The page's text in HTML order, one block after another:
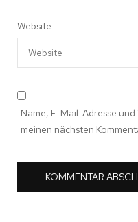
Website
Name, E-Mail-Adresse
meinen nächsten